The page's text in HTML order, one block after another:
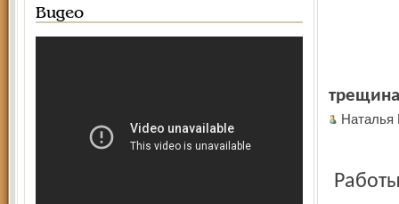
Видео